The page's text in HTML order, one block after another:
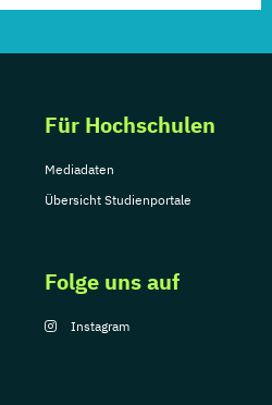
Für Hochschulen
Mediadaten
Übersicht Studienportale
Folge uns auf
Instagram